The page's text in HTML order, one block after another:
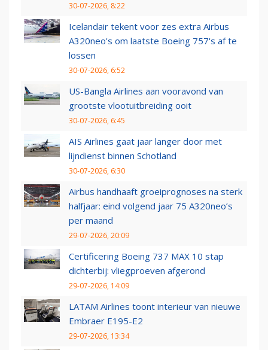
30-07-2026, 8:22
Icelandair tekent voor zes extra Airbus
A320neo's om laatste Boeing 757's af te
lossen
30-07-2026, 6:52
US-Bangla Airlines aan vooravond van
grootste vlootuitbreiding ooit
30-07-2026, 6:45
AIS Airlines gaat jaar langer door met
lijndienst binnen Schotland
30-07-2026, 6:30
Airbus handhaaft groeiprognoses na sterk
halfjaar: eind volgend jaar 75 A320neo’s
per maand
29-07-2026, 20:09
Certificering Boeing 737 MAX 10 stap
dichterbij: vliegproeven afgerond
29-07-2026, 14:09
LATAM Airlines toont interieur van nieuwe
Embraer E195-E2
29-07-2026, 13:34